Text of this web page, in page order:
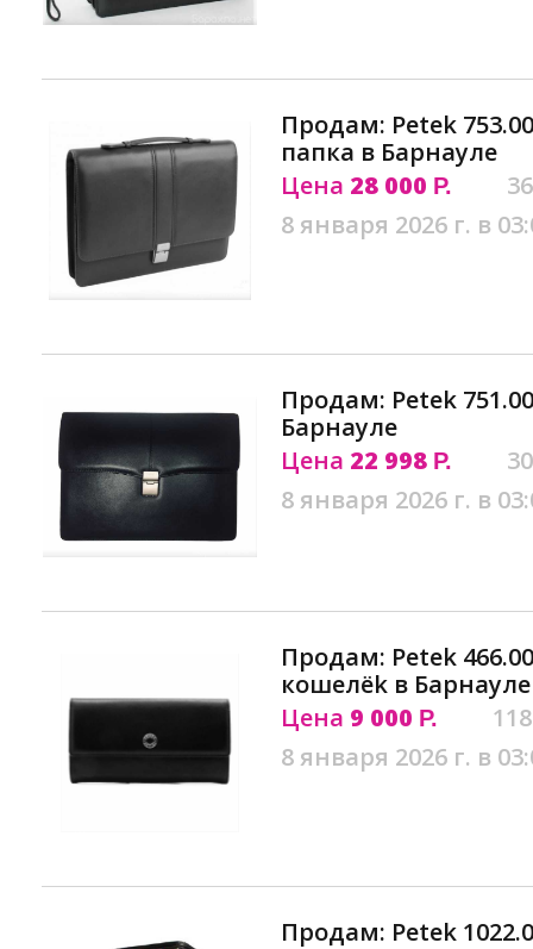
Продам: Petek
папка в Барнауле
Цена 28 000 Р.
8 января 2026 г. в
Продам: Petek
Барнауле
Цена 22 998 Р.
8 января 2026 г. в
Продам: Petek
кошелёk в Барнауле
Цена 9 000 Р.
8 января 2026 г. в
Продам: Petek